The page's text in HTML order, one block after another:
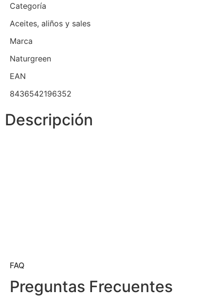
Categoría
Aceites, aliños y sales
Marca
Naturgreen
EAN
8436542196352
Descripción
FAQ
Preguntas Frecuentes